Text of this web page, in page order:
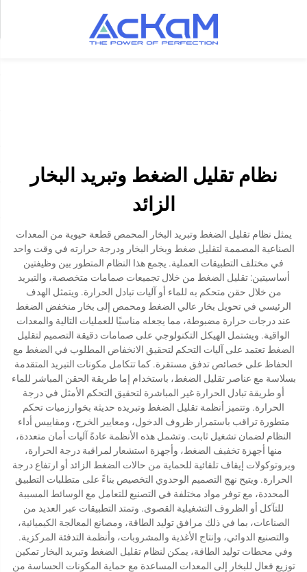
نظام تقليل الضغط وتبريد البخار
الزائد
يمثل نظام تقليل الضغط وتبريد البخار المحمص قطعة حيوية من المعدات
الصناعية المصممة لتقليل ضغط وبخار البخار ودرجة حرارته في وقت واحد
في مختلف التطبيقات العملية. يجمع هذا النظام المتطور بين وظيفتين
أساسيتين: تقليل الضغط من خلال تجميعات صمامات متخصصة، والتبريد
من خلال حقن متحكم به للماء أو آليات تبادل الحرارة. ويتمثل الهدف
الرئيسي في تحويل بخار عالي الضغط ومحمص إلى بخار منخفض الضغط
عند درجات حرارة مضبوطة، مما يجعله مناسبًا للعمليات التالية والمعدات
الواقية. ويشتمل الهيكل التكنولوجي على صمامات دقيقة التصميم لتقليل
الضغط تعتمد على آليات التحكم لتحقيق الانخفاض المطلوب في الضغط مع
الحفاظ على خصائص تدفق مستقرة. كما تتكامل مكونات التبريد المتقدمة
بسلاسة مع عناصر تقليل الضغط، باستخدام إما طريقة الحقن المباشر للماء
أو طريقة تبادل الحرارة غير المباشرة لتحقيق التحكم الأمثل في درجة
الحرارة. وتتميز أنظمة تقليل الضغط وتبريده حديثة بخوارزميات تحكم
متطورة تراقب باستمرار ظروف الدخول، ومعايير الخرج، ومقاييس أداء
النظام لضمان تشغيل ثابت. وتشمل هذه الأنظمة عادةً آليات أمان متعددة،
منها أجهزة تخفيف الضغط، وأجهزة استشعار لمراقبة درجة الحرارة،
وبروتوكولات إيقاف تلقائية للحماية من حالات الضغط الزائد أو ارتفاع درجة
الحرارة. ويتيح نهج التصميم الوحدوي التخصيص بناءً على متطلبات التطبيق
المحددة، مع توفر مواد مختلفة في التصنيع للتعامل مع الوسائط المسببة
للتآكل أو الظروف التشغيلية القصوى. وتمتد التطبيقات عبر العديد من
الصناعات، بما في ذلك مرافق توليد الطاقة، ومصانع المعالجة الكيميائية،
والتصنيع الدوائي، وإنتاج الأغذية والمشروبات، وأنظمة التدفئة المركزية.
وفي محطات توليد الطاقة، يمكن لنظام تقليل الضغط وتبريد البخار تمكين
توزيع فعال للبخار إلى المعدات المساعدة مع حماية المكونات الحساسة من